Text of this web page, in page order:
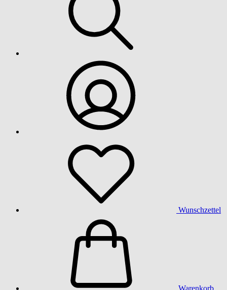
Wunschzettel
Warenkorb